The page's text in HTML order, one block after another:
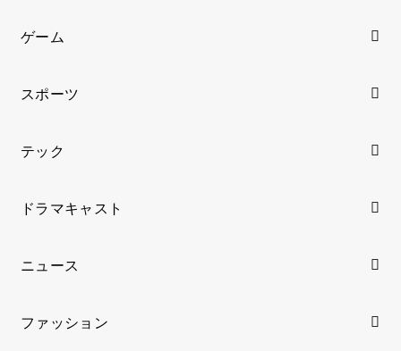
ゲーム
スポーツ
テック
ドラマキャスト
ニュース
ファッション